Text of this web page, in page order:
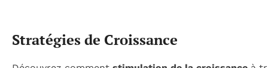
Stratégies de Croissance